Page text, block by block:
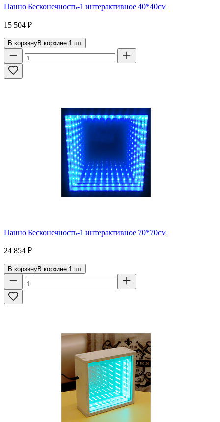
Панно Бесконечность-1 интерактивное 40*40см
15 504 ₽
В корзинуВ корзине 1 шт
Панно Бесконечность-1 интерактивное 70*70см
24 854 ₽
В корзинуВ корзине 1 шт